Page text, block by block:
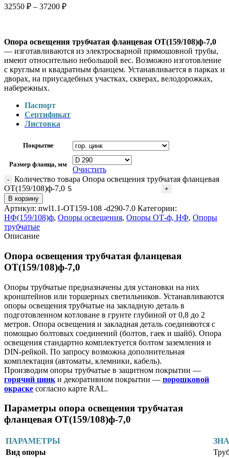
32550 ₽ – 37200 ₽
Опора освещения трубчатая фланцевая ОТ(159/108)ф-7,0
— изготавливаются из электросварной прямошовной трубы,
имеют относительно небольшой вес. Возможно изготовление
с круглым и квадратным фланцем. Устанавливается в парках и
дворах, на приусадебных участках, скверах, велодорожках,
набережных.
Паспорт
Сертификат
Листовка
Покрытие
Размер фланца, мм
Очистить
Количество товара Опора освещения трубчатая фланцевая
ОТ(159/108)ф-7,0
В корзину
Артикул: nwl1.1-ОТ159-108 -d290-7.0 Категории:
НФ(159/108)ф, Опоры освещения, Опоры ОТ-ф, НФ, Опоры
трубчатые
Описание
Опора освещения трубчатая фланцевая
ОТ(159/108)ф-7,0
Опоры трубчатые предназначены для установки на них
кронштейнов или торшерных светильников. Устанавливаются
опоры освещения трубчатые на закладную деталь в
подготовленном котловане в грунте глубиной от 0,8 до 2
метров. Опора освещения и закладная деталь соединяются с
помощью болтовых соединений (болтов, гаек и шайб). Опора
освещения стандартно комплектуется болтом заземления и
DIN-рейкой. По запросу возможна дополнительная
комплектация (автоматы, клемники, кабель).
Производим опоры трубчатые в защитном покрытии —
горячий цинк и декоративном покрытии — порошковой
окраске согласно карте RAL.
Параметры опора освещения трубчатая
фланцевая ОТ(159/108)ф-7,0
ПАРАМЕТРЫ
Вид опоры